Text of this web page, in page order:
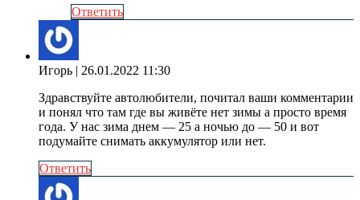
Ответить
Игорь | 26.01.2022 11:30
Здравствуйте автолюбители, почитал ваши комментарии
и понял что там где вы живёте нет зимы а просто время
года. У нас зима днем — 25 а ночью до — 50 и вот
подумайте снимать аккумулятор или нет.
Ответить